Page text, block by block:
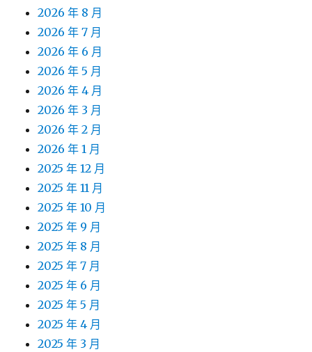
2026 年 8 月
2026 年 7 月
2026 年 6 月
2026 年 5 月
2026 年 4 月
2026 年 3 月
2026 年 2 月
2026 年 1 月
2025 年 12 月
2025 年 11 月
2025 年 10 月
2025 年 9 月
2025 年 8 月
2025 年 7 月
2025 年 6 月
2025 年 5 月
2025 年 4 月
2025 年 3 月